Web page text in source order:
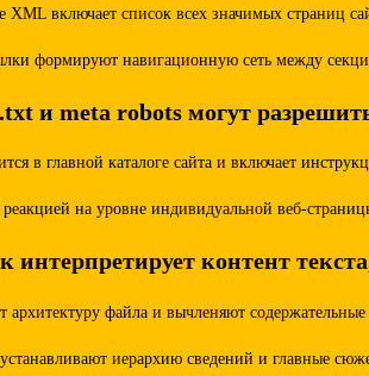
XML включает список всех значимых страниц
формируют навигационную сеть между
и meta robots могут
в главной каталоге сайта и включает
реакцией на уровне индивидуальной веб-
интерпретирует контент
архитектуру файла и вычленяют
иерархию сведений и главные